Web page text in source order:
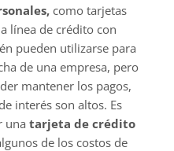
como tarjetas
línea de crédito con
pueden utilizarse para
de una empresa, pero
mantener los pagos,
interés son altos. Es
una tarjeta de crédito
de los costos de